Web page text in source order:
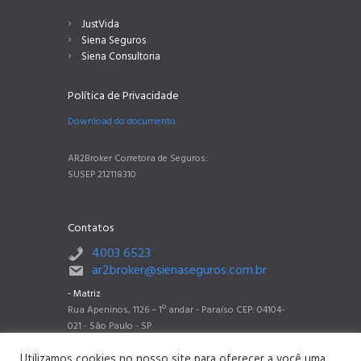
JustVida
Siena Seguros
Siena Consultoria
Política de Privacidade
Download do documento
AR2Broker Corretora de Seguros:
SUSEP 212118310
Contatos
4003 6523
ar2broker@sienaseguros.com.br
- Matriz
Rua Apeninos, 1126 – 1º andar - Paraíso CEP: 04104-
021 - São Paulo - SP